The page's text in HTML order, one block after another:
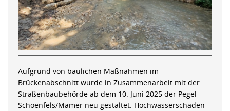
Aufgrund von baulichen Maßnahmen im
Brückenabschnitt wurde in Zusammenarbeit mit der
Straßenbaubehörde ab dem 10. Juni 2025 der Pegel
Schoenfels/Mamer neu gestaltet. Hochwasserschäden